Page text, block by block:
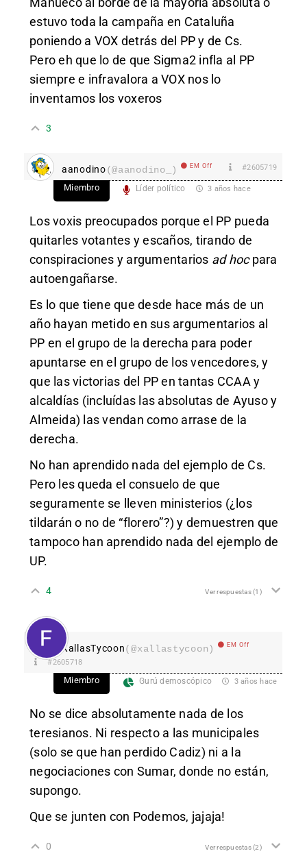
estuvo toda la campaña en Cataluña
poniendo a VOX detrás del PP y de Cs.
Pero eh que lo de que Sigma2 infla al PP
siempre e infravalora a VOX nos lo
inventamos los voxeros
3
aanodino(@aanodino_) EM Off #2605719
Miembro Líder político 3 años hace
Los voxis preocupados porque el PP pueda
quitarles votantes y escaños, tirando de
conspiraciones y argumentarios ad hocpara
autoengañarse.
Es lo que tiene que desde hace más de un
año hayan metido en sus argumentarios al
PP en el grupo de la derecha para poder
apuntarse en el grupo de los vencedores, y
que las victorias del PP en tantas CCAA y
alcaldías (incluídas las absolutas de Ayuso y
Almeida) las vendan como arrase de la
derecha.
No han aprendido nada del ejemplo de Cs.
Pero les queda el consuelo de que
seguramente se lleven ministerios (¿los
tildarán o no de “florero”?) y demuestren que
tampoco han aprendido nada del ejemplo de
UP.
4 Ver respuestas(1)
XallasTycoon(@xallastycoon) EM Off
#2605718
Miembro Gurú demoscópico 3 años hace
No se dice absolutamente nada de los
teresianos. Ni respecto a las municipales
(solo se que han perdido Cadiz) ni a la
negociaciones con Sumar, donde no están,
supongo.
Que se junten con Podemos, jajaja!
0 Ver respuestas(2)